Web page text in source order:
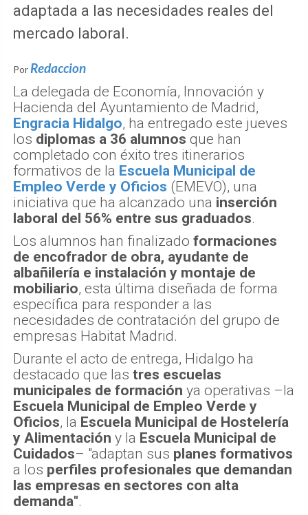
adaptada a las necesidades reales del
mercado laboral.
Por Redaccion
La delegada de Economía, Innovación y
Hacienda del Ayuntamiento de Madrid,
Engracia Hidalgo, ha entregado este jueves
los diplomas a 36 alumnos que han
completado con éxito tres itinerarios
formativos de la Escuela Municipal de
Empleo Verde y Oficios (EMEVO), una
iniciativa que ha alcanzado una inserción
laboral del 56% entre sus graduados.
Los alumnos han finalizado formaciones
de encofrador de obra, ayudante de
albañilería e instalación y montaje de
mobiliario, esta última diseñada de forma
específica para responder a las
necesidades de contratación del grupo de
empresas Habitat Madrid.
Durante el acto de entrega, Hidalgo ha
destacado que las tres escuelas
municipales de formación ya operativas –la
Escuela Municipal de Empleo Verde y
Oficios, la Escuela Municipal de Hostelería
y Alimentación y la Escuela Municipal de
Cuidados– "adaptan sus planes formativos
a los perfiles profesionales que demandan
las empresas en sectores con alta
demanda".